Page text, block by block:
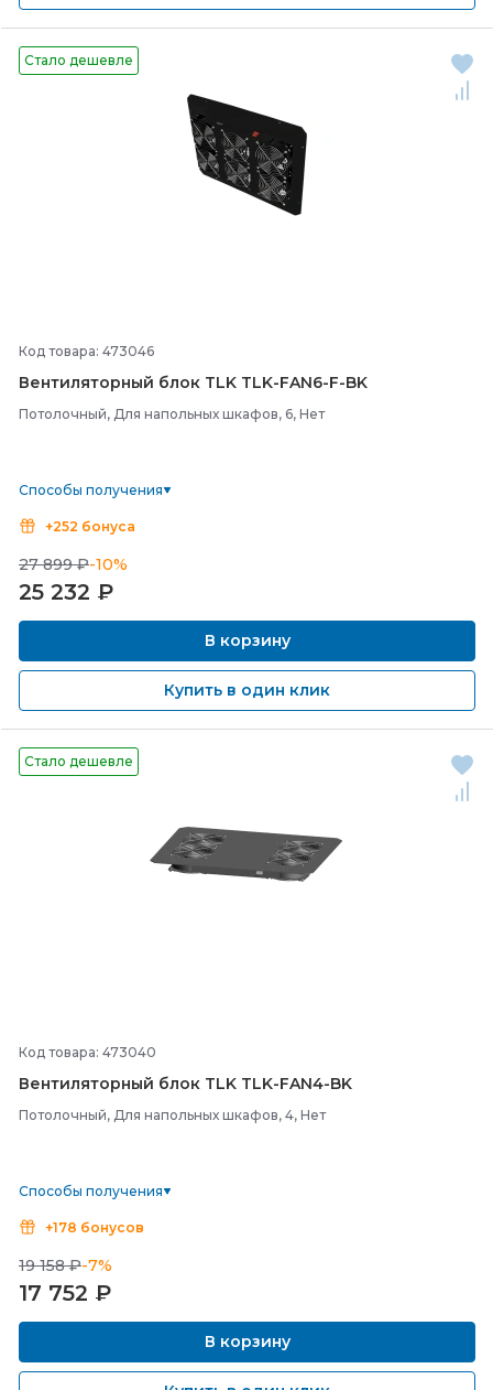
Стало дешевле
Код товара: 473046
Вентиляторный блок TLK TLK-FAN6-F-BK
Потолочный, Для напольных шкафов, 6, Нет
Способы получения
+252 бонуса
27 899 ₽-10%
25 232 ₽
В корзину
Купить в один клик
Стало дешевле
Код товара: 473040
Вентиляторный блок TLK TLK-FAN4-BK
Потолочный, Для напольных шкафов, 4, Нет
Способы получения
+178 бонусов
19 158 ₽-7%
17 752 ₽
В корзину